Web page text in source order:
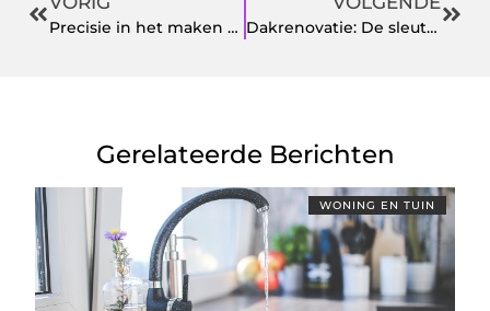
Precisie in het maken vaneen unieke transformator Dakrenovatie: De sleutel tot een duurzame woning
Gerelateerde Berichten
WONING EN TUIN